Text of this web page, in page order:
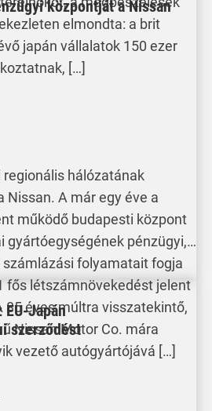
elmondta: a brit
japán vállalatok 150 ezer
[…]
központját a Nissan
hálózatának
Nissan. A már egy éve a
működő budapesti központ
gyártóegységének pénzügyi,
folyamatait fogja
fős létszámnövekedést jelent
85 éves múltra visszatekintő,
Nissan Motor Co. mára
vezető autógyártójává […]
EU-Japán
szerződést